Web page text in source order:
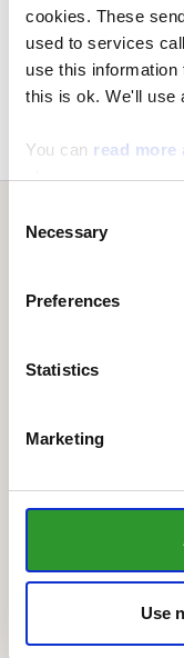
cookies. These
used to services
use this
this is ok. We'll use
You can read more
choose.
Selection
Necessary
Preferences
Statistics
Marketing
Use
2026_27
Response
(PDF
Trosolwg
Rydym yn
trwyddedau,
codi tâl llawn
Naturiol
Mae
chi am eich